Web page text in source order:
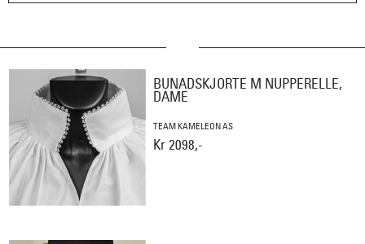
BUNADSKJORTE M NUPPERELLE,
DAME
TEAM KAMELEON AS
Kr 2098,-